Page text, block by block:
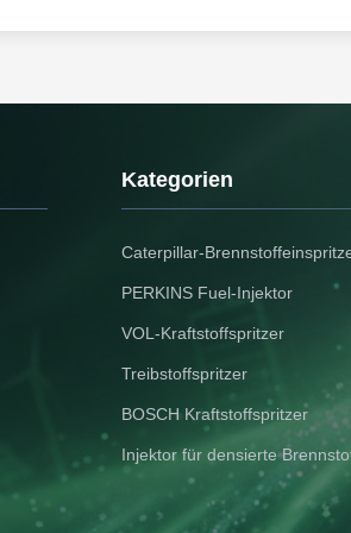
Kategorien
Caterpillar-
PERKINS Fuel-Injektor
VOL-Kraftstoffspritzer
Treibstoffspritzer
BOSCH Kraftstoffspritzer
Injektor für densierte